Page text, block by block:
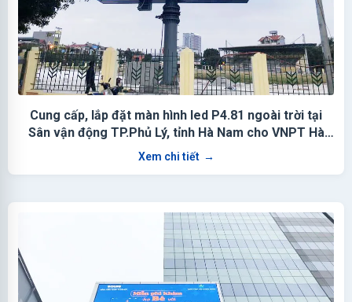
Cung cấp, lắp đặt màn hình led P4.81 ngoài trời tại
Sân vận động TP.Phủ Lý, tỉnh Hà Nam cho VNPT Hà
Nam
Xem chi tiết →